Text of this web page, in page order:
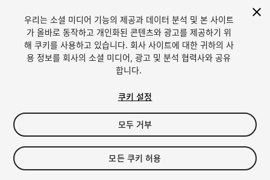
/7
$5
우리는 소셜 미디어 기능의 제공과 데이터 분석 및 본 사이트
가 올바로 동작하고 개인화된 콘텐츠와 광고를 제공하기 위
해 쿠키를 사용하고 있습니다. 회사 사이트에 대한 귀하의 사
용 정보를 회사의 소셜 미디어, 광고 및 분석 협력사와 공유
합니다.
쿠키 설정
모두 거부
모든 쿠키 허용